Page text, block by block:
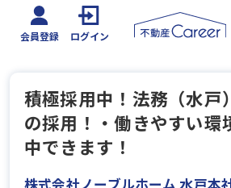
会員登録 ログイン
積極採用中！法務（水戸
の採用！・働きやすい環
中できます！
株式会社ノーブルホーム 水戸本